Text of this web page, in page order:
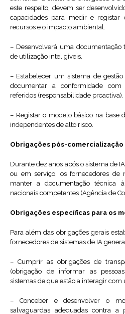
este respeito, devem ser
capacidades para medir e
recursos e o impacto ambiental.
– Desenvolverá uma documentação
de utilização inteligíveis.
– Estabelecer um sistema de
documentar a conformidade
referidos (responsabilidade proactiva).
– Registar o modelo básico na base
independentes de alto risco.
Obrigações pós-
Durante dez anos após o sistema de
ou em serviço, os fornecedores de
manter a documentação técnica
nacionais competentes (Agência de
Obrigações específicas para os
Para além das obrigações gerais
fornecedores de sistemas de IA
– Cumprir as obrigações de
(obrigação de informar as
sistemas de que estão a interagir com
– Conceber e desenvolver o
salvaguardas adequadas contra a